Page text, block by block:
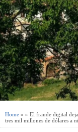
Home » » El fraude digital deja
tres mil millones de dólares a